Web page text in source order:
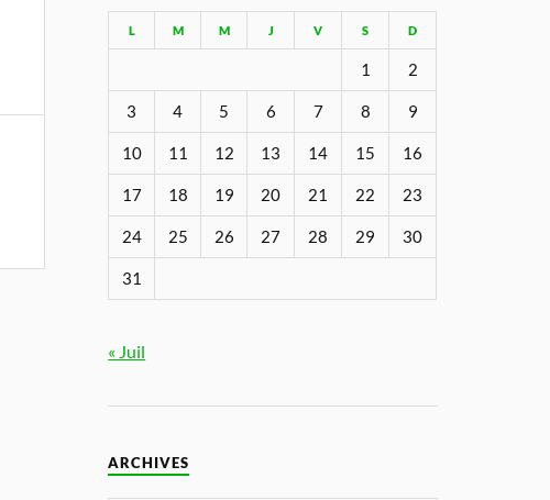
L M M J V S D
1 2
3 4 5 6 7 8 9
10 11 12 13 14 15 16
17 18 19 20 21 22 23
24 25 26 27 28 29 30
31
« Juil
ARCHIVES